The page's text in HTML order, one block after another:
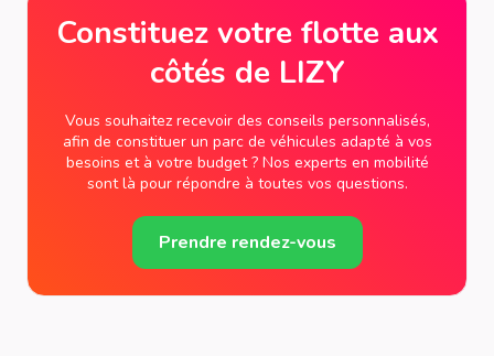
Constituez votre flotte aux
côtés de LIZY
Vous souhaitez recevoir des conseils personnalisés,
afin de constituer un parc de véhicules adapté à vos
besoins et à votre budget ? Nos experts en mobilité
sont là pour répondre à toutes vos questions.
Prendre rendez-vous